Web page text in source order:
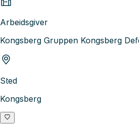
Arbeidsgiver
Kongsberg Gruppen Kongsberg
Sted
Kongsberg